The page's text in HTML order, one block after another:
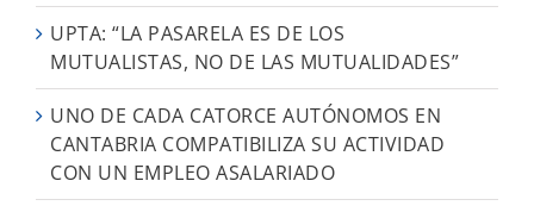
UPTA: “LA PASARELA ES DE LOS
MUTUALISTAS, NO DE LAS MUTUALIDADES”
UNO DE CADA CATORCE AUTÓNOMOS EN
CANTABRIA COMPATIBILIZA SU ACTIVIDAD
CON UN EMPLEO ASALARIADO